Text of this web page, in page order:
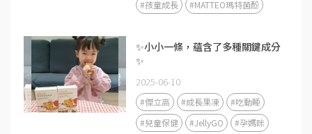
#孩童成長 #MATTEO瑪特菌酚
✨小小一條，蘊含了多種關鍵成分
✨
2025-06-10
#傑立高 #成長果凍
#吃動睡
#兒童保健
#JellyGO
#孕媽咪